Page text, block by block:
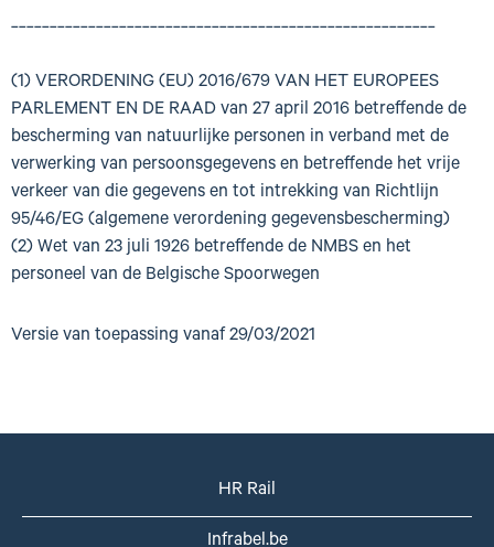
_______________________________________________________
(1) VERORDENING (EU) 2016/679 VAN HET EUROPEES
PARLEMENT EN DE RAAD van 27 april 2016 betreffende de
bescherming van natuurlijke personen in verband met de
verwerking van persoonsgegevens en betreffende het vrije
verkeer van die gegevens en tot intrekking van Richtlijn
95/46/EG (algemene verordening gegevensbescherming)
(2) Wet van 23 juli 1926 betreffende de NMBS en het
personeel van de Belgische Spoorwegen
Versie van toepassing vanaf 29/03/2021
HR Rail
Infrabel.be